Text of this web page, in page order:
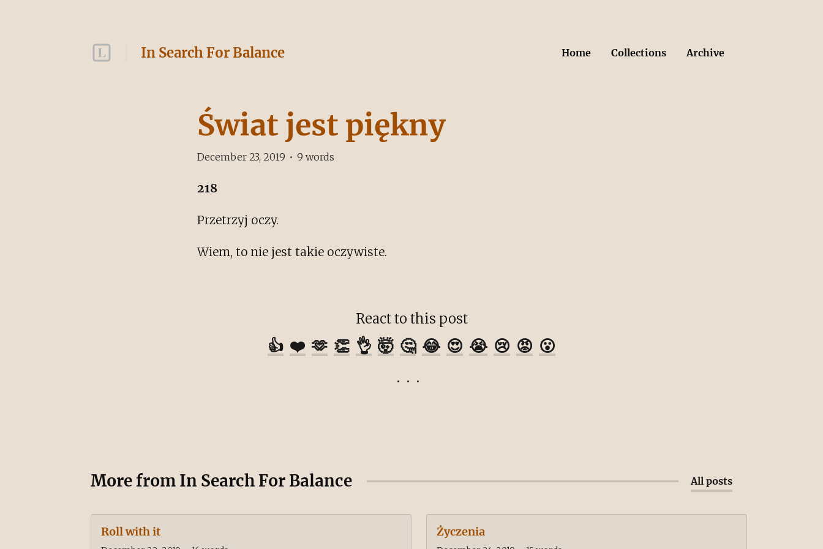
In Search For Balance Home Collections Archive
Świat jest piękny
December 23, 2019 • 9 words
218
Przetrzyj oczy.
Wiem, to nie jest takie oczywiste.
React to this post
👍 ❤️ 🫶 👏 👌 🤯 🤔 😂 😍 😭 😢 😡 😮
More from In Search For Balance All posts
Roll with it Życzenia